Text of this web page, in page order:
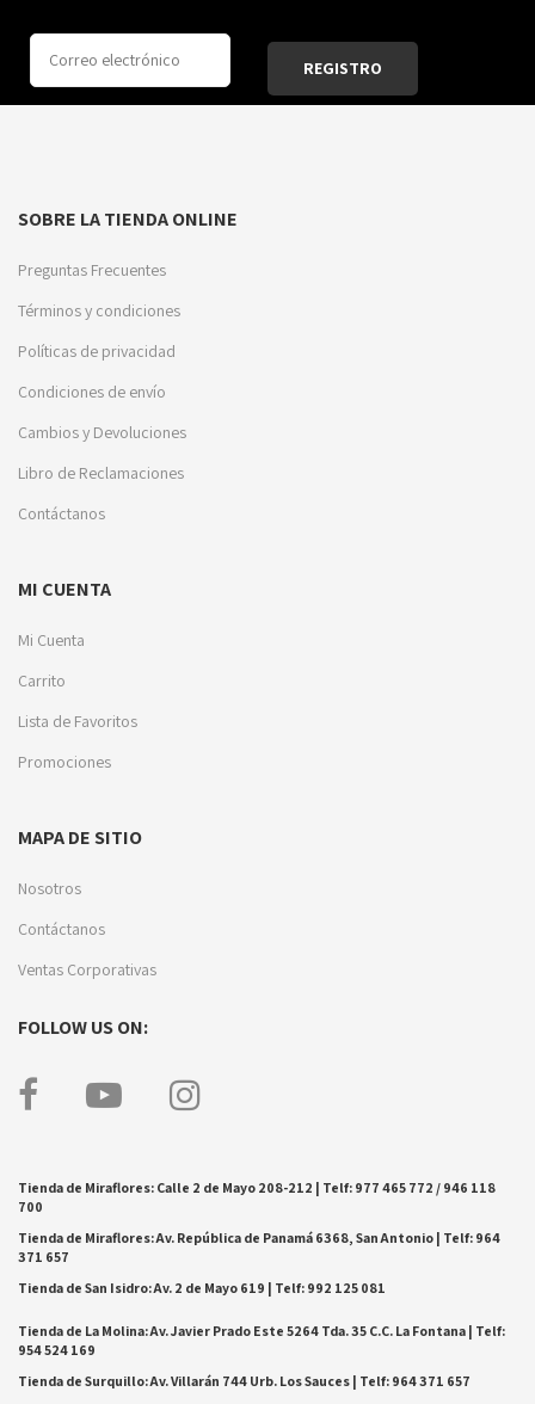
SOBRE LA TIENDA ONLINE
Preguntas Frecuentes
Términos y condiciones
Políticas de privacidad
Condiciones de envío
Cambios y Devoluciones
Libro de Reclamaciones
Contáctanos
MI CUENTA
Mi Cuenta
Carrito
Lista de Favoritos
Promociones
MAPA DE SITIO
Nosotros
Contáctanos
Ventas Corporativas
FOLLOW US ON:
Tienda de Miraflores: Calle 2 de Mayo 208-212 | Telf: 977 465 772 / 946 118
700
Tienda de Miraflores: Av. República de Panamá 6368, San Antonio | Telf: 964
371 657
Tienda de San Isidro: Av. 2 de Mayo 619 | Telf: 992 125 081
Tienda de La Molina: Av. Javier Prado Este 5264 Tda. 35 C.C. La Fontana | Telf:
954 524 169
Tienda de Surquillo: Av. Villarán 744 Urb. Los Sauces | Telf: 964 371 657